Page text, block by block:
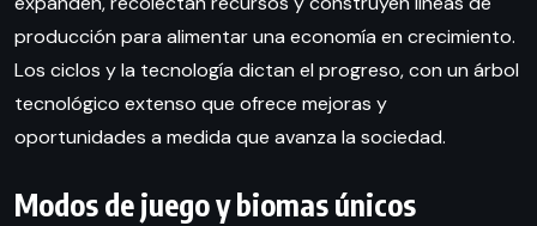
producción para alimentar una economía en crecimiento.
Los ciclos y la tecnología dictan el progreso, con un árbol
tecnológico extenso que ofrece mejoras y
oportunidades a medida que avanza la sociedad.
Modos de juego y biomas únicos